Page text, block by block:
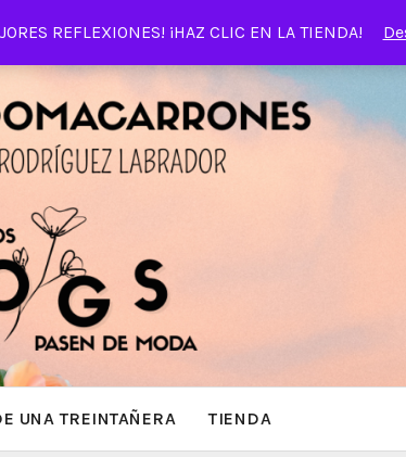
REFLEXIONES! ¡HAZ CLIC EN LA TIENDA!
UNA TREINTAÑERA TIENDA